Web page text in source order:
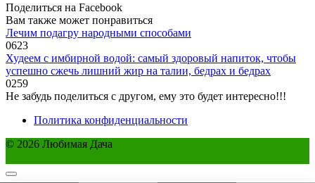
Поделиться на Facebook
Вам также может понравиться
Лечим подагру народными способами
0623
Худеем с имбирной водой: самый здоровый напиток, чтобы
успешно сжечь лишний жир на талии, бедрах и бедрах
0259
Не забудь поделиться с другом, ему это будет интересно!!!
Политика конфиденциальности
© 2026 Любимая Дача